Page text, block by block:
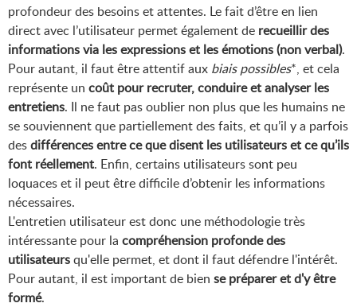
profondeur des besoins et attentes. Le fait d’être en lien
direct avec l’utilisateur permet également de recueillir des
informations via les expressions et les émotions (non verbal).
Pour autant, il faut être attentif aux biaispossibles*, et cela
représente un coût pour recruter, conduire et analyser les
entretiens. Il ne faut pas oublier non plus que les humains ne
se souviennent que partiellement des faits, et qu’il y a parfois
desdifférences entre ce que disent les utilisateurs et ce qu’ils
font réellement. Enfin, certains utilisateurs sont peu
loquaces et il peut être difficile d’obtenir les informations
nécessaires.
L'entretien utilisateur est donc une méthodologie très
intéressante pour la compréhension profonde des
utilisateursqu'elle permet, et dont il faut défendre l'intérêt.
Pour autant, il est important de bien se préparer et d'y être
formé.